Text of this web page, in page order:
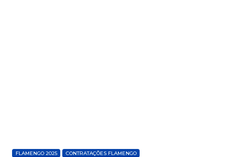
FLAMENGO 2025
CONTRATAÇÕES FLAMENGO